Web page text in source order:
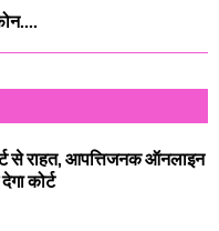
से राहत, आपत्तिजनक ऑनलाइन
कोर्ट